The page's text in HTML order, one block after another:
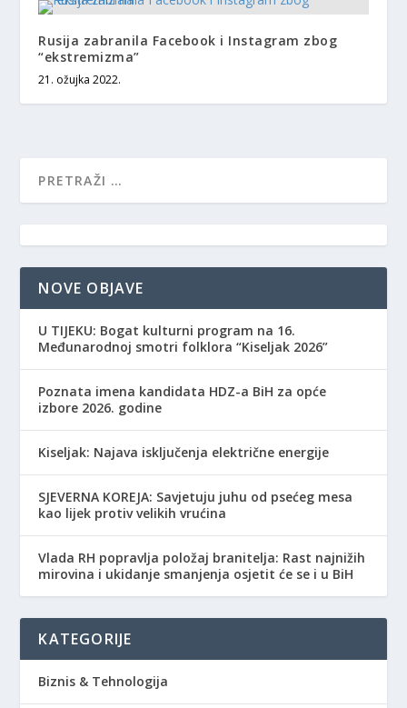
Rusija zabranila Facebook i Instagram zbog
“ekstremizma”
21. ožujka 2022.
NOVE OBJAVE
​U TIJEKU: Bogat kulturni program na 16.
Međunarodnoj smotri folklora “Kiseljak 2026”
Poznata imena kandidata HDZ-a BiH za opće
izbore 2026. godine
Kiseljak: Najava isključenja električne energije
SJEVERNA KOREJA: Savjetuju juhu od psećeg mesa
kao lijek protiv velikih vrućina
Vlada RH popravlja položaj branitelja: Rast najnižih
mirovina i ukidanje smanjenja osjetit će se i u BiH
KATEGORIJE
Biznis & Tehnologija